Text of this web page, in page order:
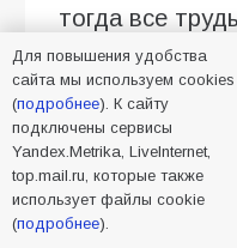
тогда все
заготовки
жадничать или
помощи в
нельзя. Чем
тем
Фото
Для повышения удобства
сайта мы используем cookies
(подробнее). К сайту
подключены сервисы
Yandex.Metrika, LiveInternet,
top.mail.ru, которые также
использует файлы cookie
(подробнее).